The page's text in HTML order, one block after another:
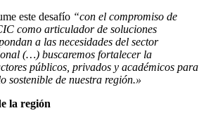
este desafío “con el compromiso de
como articulador de soluciones
a las necesidades del sector
(…) buscaremos fortalecer la
públicos, privados y académicos para
sostenible de nuestra región.»
la región